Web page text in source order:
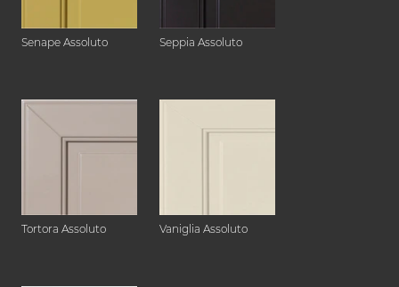
Senape Assoluto Seppia Assoluto
Tortora Assoluto Vaniglia Assoluto